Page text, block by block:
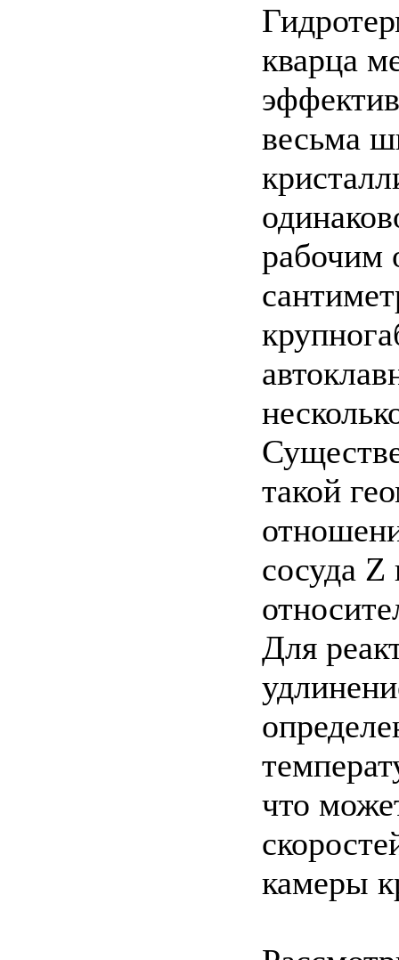
кварца
весьма
рабочим
такой
сосуда Z
Для
что
камеры